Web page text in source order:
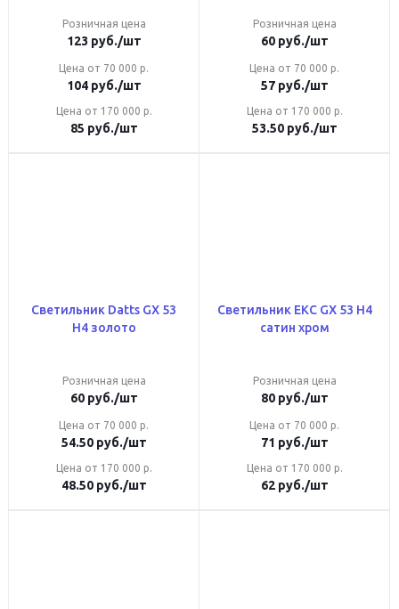
Розничная цена
123 руб./шт
Цена от 70 000 р.
104руб./шт
Цена от 170 000 р.
85 руб./шт
Розничная цена
60руб./шт
Цена от 70 000 р.
57руб./шт
Цена от 170 000 р.
53.50руб./шт
Светильник Datts GX 53
Н4 золото
Розничная цена
60руб./шт
Цена от 70 000 р.
54.50руб./шт
Цена от 170 000 р.
48.50руб./шт
Светильник ЕКС GX 53 Н4
сатин хром
Розничная цена
80руб./шт
Цена от 70 000 р.
71 руб./шт
Цена от 170 000 р.
62руб./шт